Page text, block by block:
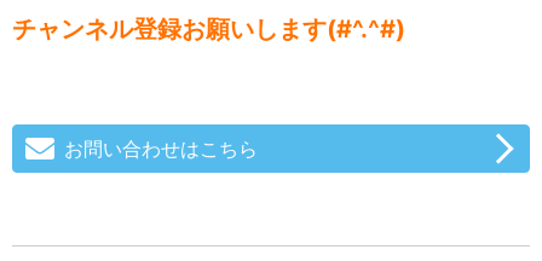
チャンネル登録お願いします(#^.^#)
お問い合わせはこちら